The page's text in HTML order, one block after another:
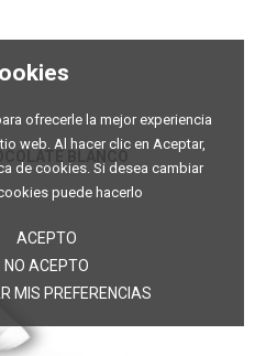
ofrecerle la mejor experiencia
web. Al hacer clic en Aceptar,
de cookies. Si desea cambiar
puede hacerlo
ACEPTO
NO ACEPTO
MIS PREFERENCIAS